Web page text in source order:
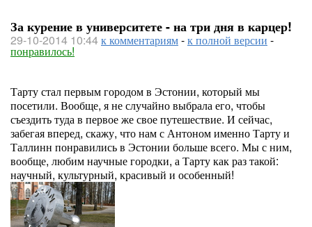
За курение в университете - на три дня в карцер!
29-10-2014 10:44к комментариям-к полной версии -
понравилось!
Тарту стал первым городом в Эстонии, который мы
посетили. Вообще, я не случайно выбрала его, чтобы
съездить туда в первое же свое путешествие. И сейчас,
забегая вперед, скажу, что нам с Антоном именно Тарту и
Таллинн понравились в Эстонии больше всего. Мы с ним,
вообще, любим научные городки, а Тарту как раз такой:
научный, культурный, красивый и особенный!